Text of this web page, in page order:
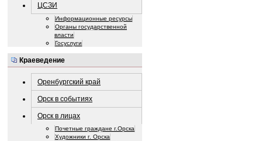
ЦСЗИ
Информационные ресурсы
Органы государственной
власти
Госуслуги
Краеведение
Оренбургский край
Орск в событиях
Орск в лицах
Почетные граждане г.Орска
Художники г. Орска